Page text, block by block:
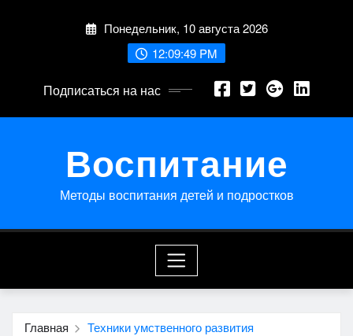
Понедельник, 10 августа 2026
12:09:49 PM
Подписаться на нас
Воспитание
Методы воспитания детей и подростков
Главная Техники умственного развития